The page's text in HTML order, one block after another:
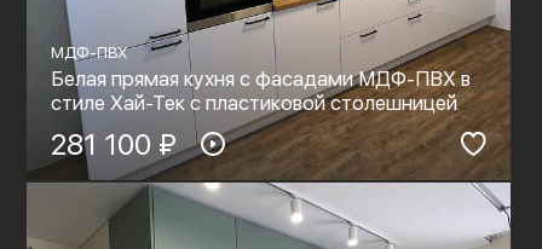
МДФ-ПВХ
Белая прямая кухня с фасадами МДФ-ПВХ в
стиле Хай-Тек с пластиковой столешницей
281 100 ₽